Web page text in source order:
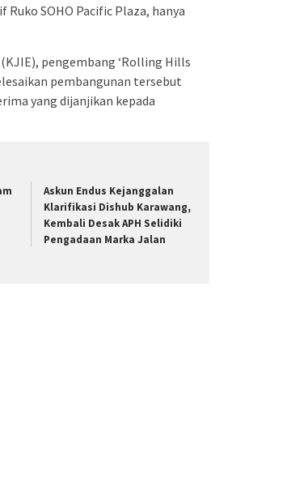
SOHO Pacific Plaza, hanya
pengembang ‘Rolling Hills
pembangunan tersebut
yang dijanjikan kepada
Askun Endus Kejanggalan
Klarifikasi Dishub Karawang,
Kembali Desak APH Selidiki
Pengadaan Marka Jalan